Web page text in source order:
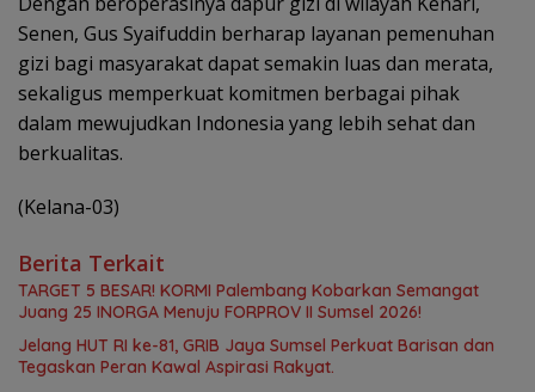
Senen, Gus Syaifuddin berharap layanan pemenuhan
gizi bagi masyarakat dapat semakin luas dan merata,
sekaligus memperkuat komitmen berbagai pihak
dalam mewujudkan Indonesia yang lebih sehat dan
berkualitas.
(Kelana-03)
Berita Terkait
TARGET 5 BESAR! KORMI Palembang Kobarkan Semangat
Juang 25 INORGA Menuju FORPROV II Sumsel 2026!
Jelang HUT RI ke-81, GRIB Jaya Sumsel Perkuat Barisan dan
Tegaskan Peran Kawal Aspirasi Rakyat.